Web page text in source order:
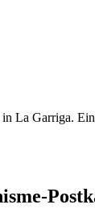
La Garriga.